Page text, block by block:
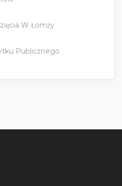
W Łomży
Publicznego